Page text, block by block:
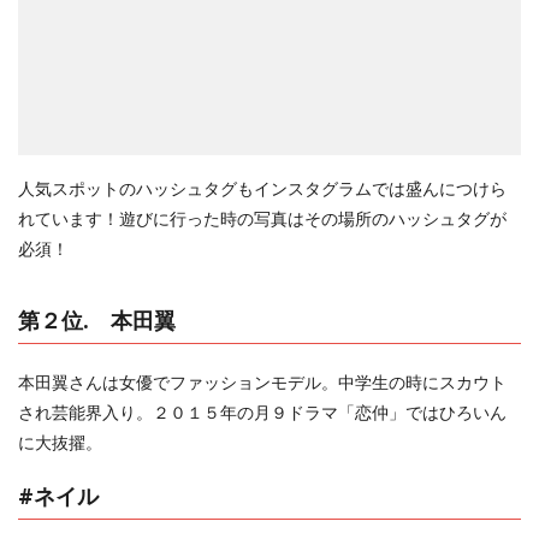
人気スポットのハッシュタグもインスタグラムでは盛んにつけら
れています！遊びに行った時の写真はその場所のハッシュタグが
必須！
第２位. 本田翼
本田翼さんは女優でファッションモデル。中学生の時にスカウト
され芸能界入り。２０１５年の月９ドラマ「恋仲」ではひろいん
に大抜擢。
#ネイル